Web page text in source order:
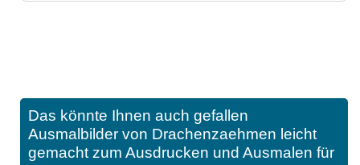
Das könnte Ihnen auch gefallen
Ausmalbilder von Drachenzaehmen leicht
gemacht zum Ausdrucken und Ausmalen für